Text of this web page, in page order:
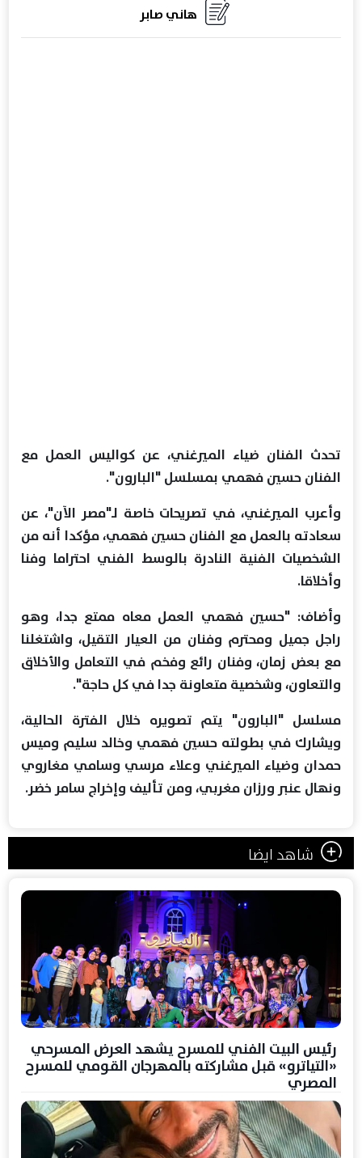
هاني صابر
تحدث الفنان ضياء الميرغني، عن كواليس العمل مع
الفنان حسين فهمي بمسلسل "البارون".
وأعرب الميرغني، في تصريحات خاصة لـ"مصر الآن"، عن
سعادته بالعمل مع الفنان حسين فهمي، مؤكدا أنه من
الشخصيات الفنية النادرة بالوسط الفني احتراما وفنا
وأخلاقا.
وأضاف: "حسين فهمي العمل معاه ممتع جدا، وهو
راجل جميل ومحترم وفنان من العيار التقيل، واشتغلنا
مع بعض زمان، وفنان رائع وفخم في التعامل والأخلاق
والتعاون، وشخصية متعاونة جدا في كل حاجة".
مسلسل "البارون" يتم تصويره خلال الفترة الحالية،
ويشارك في بطولته حسين فهمي وخالد سليم وميس
حمدان وضياء الميرغني وعلاء مرسي وسامي مغاروي
ونهال عنبر ورزان مغربي، ومن تأليف وإخراج سامر خضر.
شاهد ايضا
رئيس البيت الفني للمسرح يشهد العرض المسرحي
«التياترو» قبل مشاركته بالمهرجان القومي للمسرح
المصري